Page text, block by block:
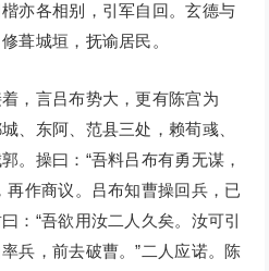
亦各相别，引军自回。玄德与
葺城垣，抚谕居民。
言吕布势大，更有陈宫为
、东阿、范县三处，赖荀彧、
。操曰：“吾料吕布有勇无谋，
再作商议。吕布知曹操回兵，已
：“吾欲用汝二人久矣。汝可引
兵，前去破曹。”二人应诺。陈